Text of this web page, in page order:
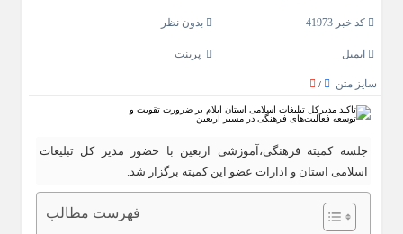
کد خبر 41973 بدون نظر
ایمیل پرینت
سایز متن /
جلسه کمیته فرهنگی،آموزشی اربعین با حضور مدیر کل تبلیغات
اسلامی استان و ادارات عضو این کمیته برگزار شد.
فهرست مطالب